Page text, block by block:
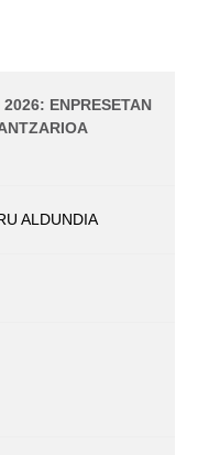
ENPRESETAN
ALDUNDIA